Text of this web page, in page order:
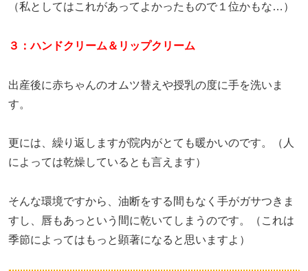
（私としてはこれがあってよかったもので１位かもな…）
３：ハンドクリーム＆リップクリーム
出産後に赤ちゃんのオムツ替えや授乳の度に手を洗いま
す。
更には、繰り返しますが院内がとても暖かいのです。（人
によっては乾燥しているとも言えます）
そんな環境ですから、油断をする間もなく手がガサつきま
すし、唇もあっという間に乾いてしまうのです。（これは
季節によってはもっと顕著になると思いますよ）